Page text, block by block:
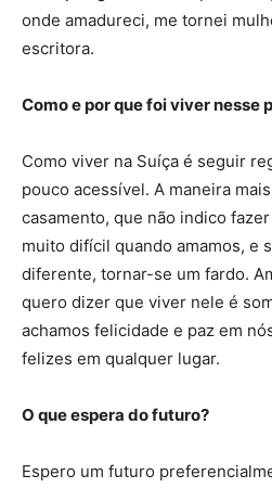
onde amadureci, me tornei
escritora.
Como e por que foi viver nesse
Como viver na Suíça é seguir
pouco acessível. A maneira
casamento, que não indico
muito difícil quando amamos, e
diferente, tornar-se um fardo.
quero dizer que viver nele é
achamos felicidade e paz em
felizes em qualquer lugar.
O que espera do futuro?
Espero um futuro